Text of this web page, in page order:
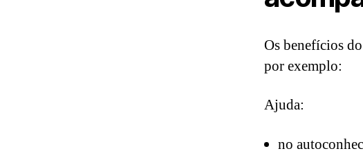
Os benefícios
por exemplo:
Ajuda:
no